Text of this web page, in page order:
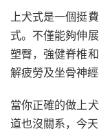
上犬式是一個挺
式。不僅能夠伸
塑臀，強健脊椎
解疲勞及坐骨神經
當你正確的做上
道也沒關系，今